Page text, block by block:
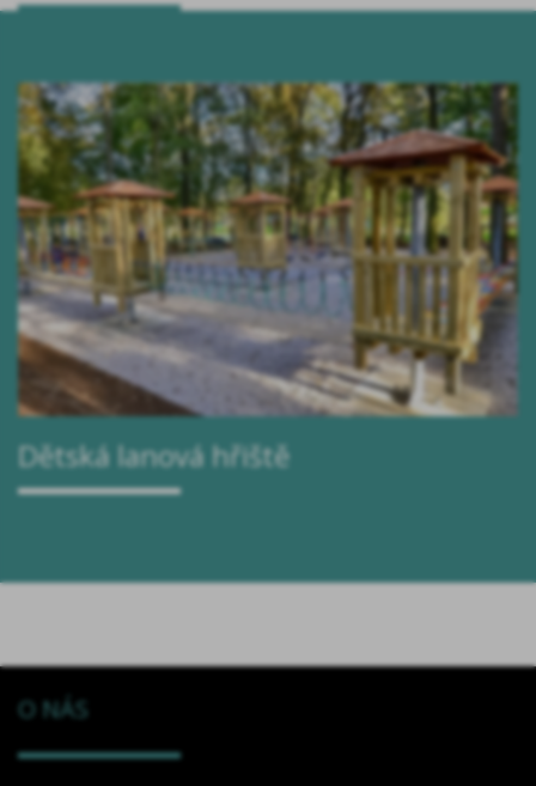
Dětská lanová hřiště
O NÁS